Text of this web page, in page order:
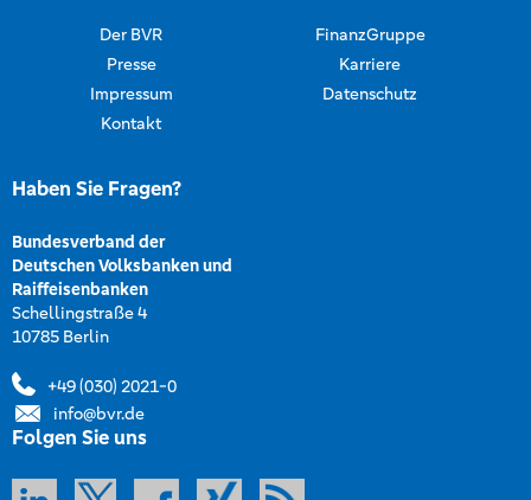
Der BVR
FinanzGruppe
Presse
Karriere
Impressum
Datenschutz
Kontakt
Haben Sie Fragen?
Bundesverband der
Deutschen Volksbanken und
Raiffeisenbanken
Schellingstraße 4
10785 Berlin
+49 (030) 2021-0
info@bvr.de
Folgen Sie uns